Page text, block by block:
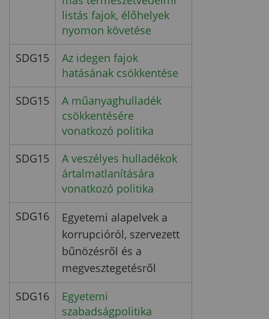
listás fajok, élőhelyek
nyomon követése
SDG15
Az idegen fajok
hatásának csökkentése
SDG15
A műanyaghulladék
csökkentésére
vonatkozó politika
SDG15
A veszélyes hulladékok
ártalmatlanítására
vonatkozó politika
SDG16
Egyetemi alapelvek a
korrupcióról, szervezett
bűnözésről és a
megvesztegetésről
SDG16
Egyetemi
szabadságpolitika